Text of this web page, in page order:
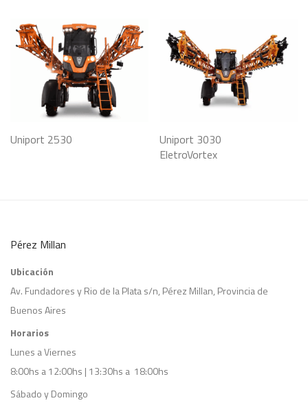
Uniport 2530
Uniport 3030
EletroVortex
Pérez Millan
Ubicación
Av. Fundadores y Rio de la Plata s/n, Pérez Millan, Provincia de
Buenos Aires
Horarios
Lunes a Viernes
8:00hs a 12:00hs | 13:30hs a 18:00hs
Sábado y Domingo